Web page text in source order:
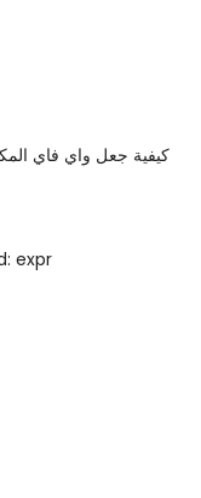
كيفية جعل واي فاي
expr